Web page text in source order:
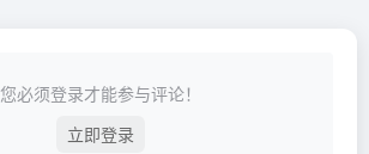
您必须登录才能参与评论！
立即登录